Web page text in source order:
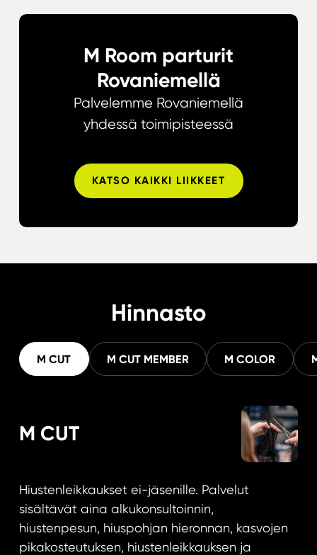
M Room parturit
Rovaniemellä
Palvelemme Rovaniemellä
yhdessä toimipisteessä
KATSO KAIKKI LIIKKEET
Hinnasto
M CUT M CUT MEMBER M COLOR
M CUT
Hiustenleikkaukset ei-jäsenille. Palvelut
sisältävät aina alkukonsultoinnin,
hiustenpesun, hiuspohjan hieronnan, kasvojen
pikakosteutuksen, hiustenleikkauksen ja